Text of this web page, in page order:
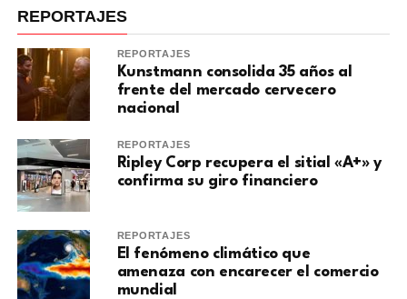
REPORTAJES
REPORTAJES
Kunstmann consolida 35 años al
frente del mercado cervecero
nacional
REPORTAJES
Ripley Corp recupera el sitial «A+» y
confirma su giro financiero
REPORTAJES
El fenómeno climático que
amenaza con encarecer el comercio
mundial